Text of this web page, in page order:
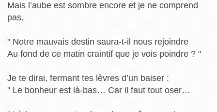
Mais l’aube est sombre encore et je ne comprend
pas.
" Notre mauvais destin saura-t-il nous rejoindre
Au fond de ce matin craintif que je vois poindre ? "
Je te dirai, fermant tes lèvres d’un baiser :
" Le bonheur est là-bas… Car il faut tout oser…